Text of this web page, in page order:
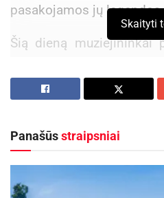
pasakojamos jų legendos.
Šią dieną muziejininkai
Aktualios naujienos
Maudytis galima
išskyrus Kultūros
Rugsėjo 11–13
Skaityti
Panašūsstraipsniai